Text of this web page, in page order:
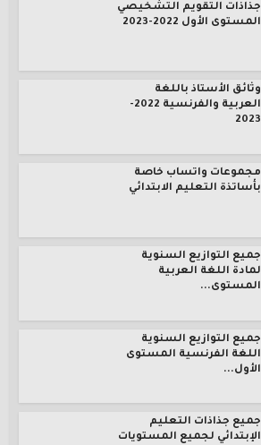
جذاذات التقويم التشخيصي
المستوى الأول 2022-2023
وثائق الأستاذ باللغة
العربية والفرنسية 2022-
2023
مجموعات واتساب خاصة
بأساتذة التعليم الابتدائي
جميع التوازيع السنوية
لمادة اللغة العربية
المستوى...
جميع التوازيع السنوية
اللغة الفرنسية المستوى
الأول...
جميع جذاذات التعليم
الإبتدائي لجميع المستويات